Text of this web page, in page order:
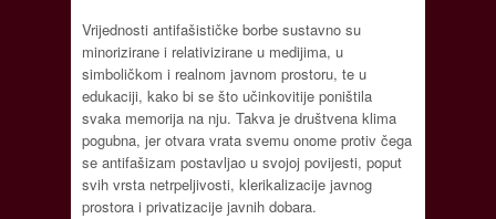
Vrijednosti antifašističke borbe sustavno su
minorizirane i relativizirane u medijima, u
simboličkom i realnom javnom prostoru, te u
edukaciji, kako bi se što učinkovitije poništila
svaka memorija na nju. Takva je društvena klima
pogubna, jer otvara vrata svemu onome protiv čega
se antifašizam postavljao u svojoj povijesti, poput
svih vrsta netrpeljivosti, klerikalizacije javnog
prostora i privatizacije javnih dobara.